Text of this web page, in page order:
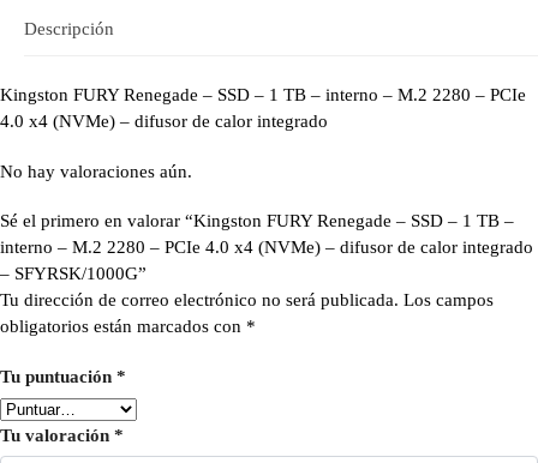
Descripción
Kingston FURY Renegade – SSD – 1 TB – interno – M.2 2280 – PCIe
4.0 x4 (NVMe) – difusor de calor integrado
No hay valoraciones aún.
Sé el primero en valorar “Kingston FURY Renegade – SSD – 1 TB –
interno – M.2 2280 – PCIe 4.0 x4 (NVMe) – difusor de calor integrado
– SFYRSK/1000G”
Tu dirección de correo electrónico no será publicada. Los campos
obligatorios están marcados con *
Tu puntuación *
Tu valoración *